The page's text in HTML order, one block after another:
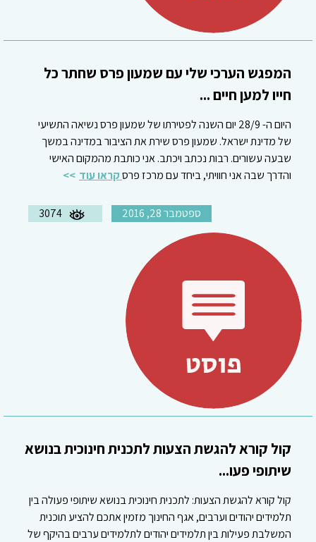
המפגש הערכי שלי עם שמעון פרס שחתר כל
חייו למען חיים ...
היום ה- 28/9 יום השנה לפטירתו של שמעון פרס נשיאה התשיעי
של מדינת ישראל. שמעון פרס שירת את הציבור במדינה במשך
שבעה עשורים. רבות נכתב ויכתב. אני כותבת מהמקום האישי
והדרך שבה אני חוויתי, ביחד עם מרכז פרסקראו עוד
ספטמבר 28, 2016 3074
קול קורא להגשת הצעות לתכנית חינוכית בנושא
שיתופי פעו...
קול קורא להגשת הצעות: לתכנית חינוכית בנושא שיתופי פעולה בין
תלמידים יהודים וערבים, אגף החינוך מזמין אתכם להציע תוכנית
המשלבת פעילות בין תלמידים יהודים לתלמידים ערבים בהיקף של